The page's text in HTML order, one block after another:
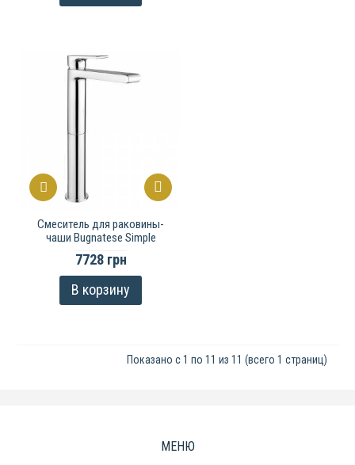
Смеситель для раковины-
чаши Bugnatese Simple
7728 грн
В корзину
Показано с 1 по 11 из 11 (всего 1 страниц)
МЕНЮ